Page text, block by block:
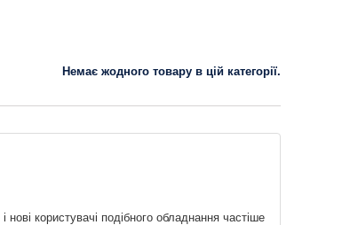
Немає жодного товару в цій категорії.
користувачі подібного обладнання частіше